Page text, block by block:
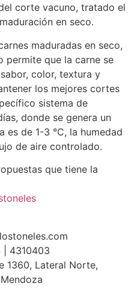
corte vacuno, tratado el
en seco.
maduradas en seco,
permite que la carne se
color, textura y
los mejores cortes
sistema de
donde se genera un
es de 1-3 °C, la humedad
de aire controlado.
que tiene la
| 4310403
1360, Lateral Norte,